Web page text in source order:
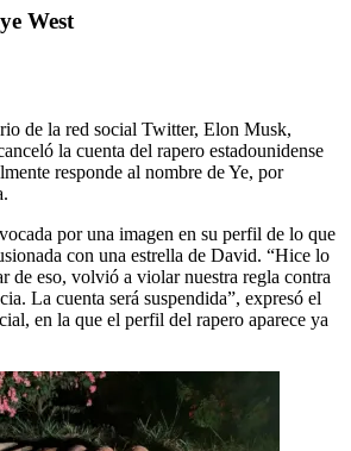
West
de la red social Twitter, Elon Musk,
la cuenta del rapero estadounidense
responde al nombre de Ye, por
por una imagen en su perfil de lo que
con una estrella de David. “Hice lo
de eso, volvió a violar nuestra regla contra
La cuenta será suspendida”, expresó el
en la que el perfil del rapero aparece ya